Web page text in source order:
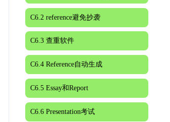
C6.2 reference避免抄袭
C6.3 查重软件
C6.4 Reference自动生成
C6.5 Essay和Report
C6.6 Presentation考试